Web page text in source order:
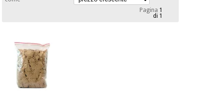
Outlet
mediche
cinese
Mobili
clinici
Offerte
mediche
Medicina
tradizionale
Pagina 1
di 1